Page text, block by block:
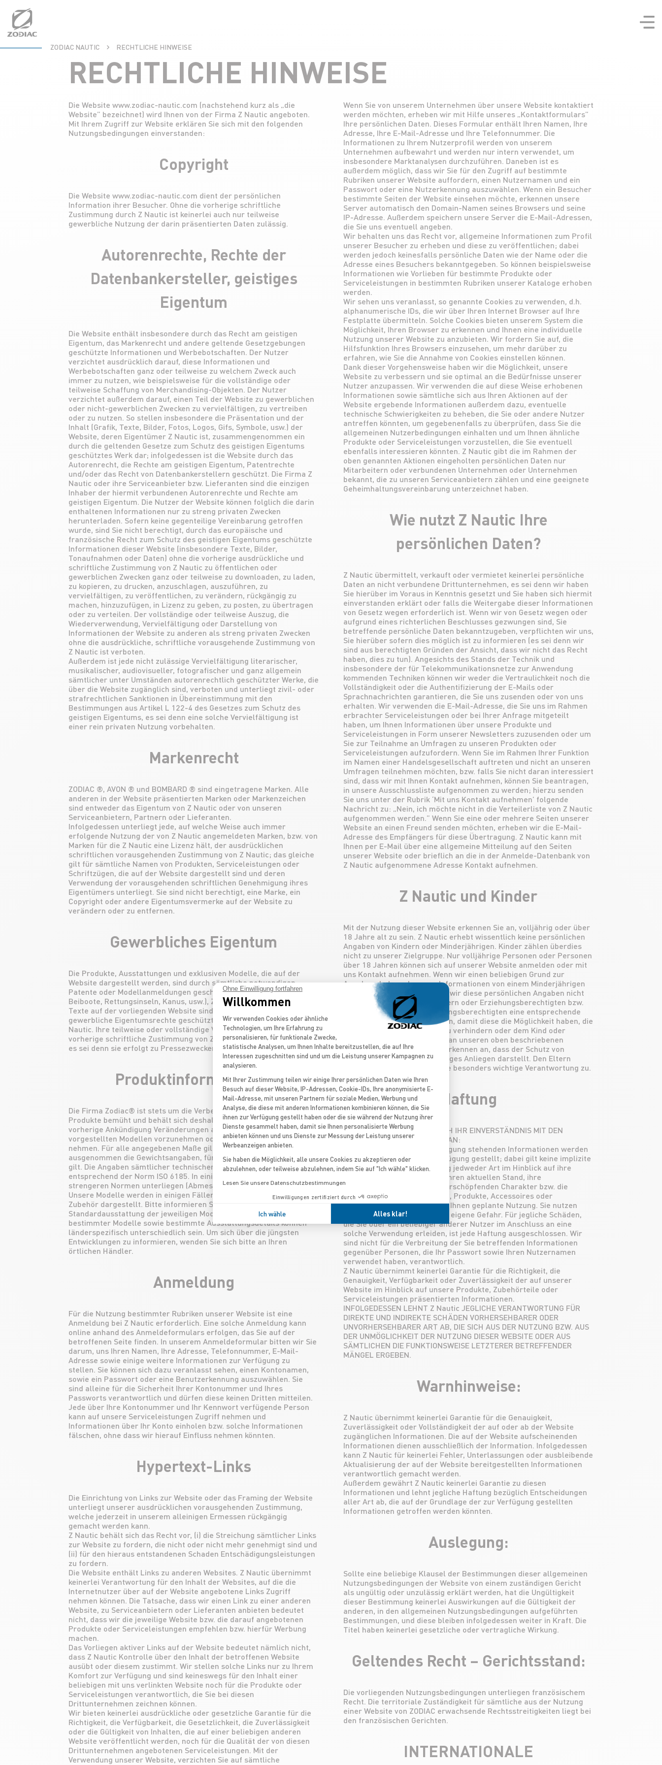
contenu
ZODIAC NAUTIC RECHTLICHE HINWEISE
RECHTLICHE HINWEISE
Die Website www.zodiac-nautic.com (nachstehend kurz als „die
Website” bezeichnet) wird Ihnen von der Firma Z Nautic angeboten.
Mit Ihrem Zugriff zur Website erklären Sie sich mit den folgenden
Nutzungsbedingungen einverstanden:
Copyright
Die Website www.zodiac-nautic.com dient der persönlichen
Information ihrer Besucher. Ohne die vorherige schriftliche
Zustimmung durch Z Nautic ist keinerlei auch nur teilweise
gewerbliche Nutzung der darin präsentierten Daten zulässig.
Autorenrechte, Rechte der
Datenbankersteller, geistiges
Eigentum
Die Website enthält insbesondere durch das Recht am geistigen
Eigentum, das Markenrecht und andere geltende Gesetzgebungen
geschützte Informationen und Werbebotschaften. Der Nutzer
verzichtet ausdrücklich darauf, diese Informationen und
Werbebotschaften ganz oder teilweise zu welchem Zweck auch
immer zu nutzen, wie beispielsweise für die vollständige oder
teilweise Schaffung von Merchandising-Objekten. Der Nutzer
verzichtet außerdem darauf, einen Teil der Website zu gewerblichen
oder nicht-gewerblichen Zwecken zu vervielfältigen, zu vertreiben
oder zu nutzen. So stellen insbesondere die Präsentation und der
Inhalt (Grafik, Texte, Bilder, Fotos, Logos, Gifs, Symbole, usw.) der
Website, deren Eigentümer Z Nautic ist, zusammengenommen ein
durch die geltenden Gesetze zum Schutz des geistigen Eigentums
geschütztes Werk dar; infolgedessen ist die Website durch das
Autorenrecht, die Rechte am geistigen Eigentum, Patentrechte
und/oder das Recht von Datenbankerstellern geschützt. Die Firma Z
Nautic oder ihre Serviceanbieter bzw. Lieferanten sind die einzigen
Inhaber der hiermit verbundenen Autorenrechte und Rechte am
geistigen Eigentum. Die Nutzer der Website können folglich die darin
enthaltenen Informationen nur zu streng privaten Zwecken
herunterladen. Sofern keine gegenteilige Vereinbarung getroffen
wurde, sind Sie nicht berechtigt, durch das europäische und
französische Recht zum Schutz des geistigen Eigentums geschützte
Informationen dieser Website (insbesondere Texte, Bilder,
Tonaufnahmen oder Daten) ohne die vorherige ausdrückliche und
schriftliche Zustimmung von Z Nautic zu öffentlichen oder
gewerblichen Zwecken ganz oder teilweise zu downloaden, zu laden,
zu kopieren, zu drucken, anzuschlagen, auszuführen, zu
vervielfältigen, zu veröffentlichen, zu verändern, rückgängig zu
machen, hinzuzufügen, in Lizenz zu geben, zu posten, zu übertragen
oder zu verteilen. Der vollständige oder teilweise Auszug, die
Wiederverwendung, Vervielfältigung oder Darstellung von
Informationen der Website zu anderen als streng privaten Zwecken
ohne die ausdrückliche, schriftliche vorausgehende Zustimmung von
Z Nautic ist verboten.
Außerdem ist jede nicht zulässige Vervielfältigung literarischer,
musikalischer, audiovisueller, fotografischer und ganz allgemein
sämtlicher unter Umständen autorenrechtlich geschützter Werke, die
über die Website zugänglich sind, verboten und unterliegt zivil- oder
strafrechtlichen Sanktionen in Übereinstimmung mit den
Bestimmungen aus Artikel L 122-4 des Gesetzes zum Schutz des
geistigen Eigentums, es sei denn eine solche Vervielfältigung ist
einer rein privaten Nutzung vorbehalten.
Markenrecht
ZODIAC ®, AVON ® und BOMBARD ® sind eingetragene Marken. Alle
anderen in der Website präsentierten Marken oder Markenzeichen
sind entweder das Eigentum von Z Nautic oder von unseren
Serviceanbietern, Partnern oder Lieferanten.
Infolgedessen unterliegt jede, auf welche Weise auch immer
erfolgende Nutzung der von Z Nautic angemeldeten Marken, bzw. von
Marken für die Z Nautic eine Lizenz hält, der ausdrücklichen
schriftlichen vorausgehenden Zustimmung von Z Nautic; das gleiche
gilt für sämtliche Namen von Produkten, Serviceleistungen oder
Schriftzügen, die auf der Website dargestellt sind und deren
Verwendung der vorausgehenden schriftlichen Genehmigung ihres
Eigentümers unterliegt. Sie sind nicht berechtigt, eine Marke, ein
Copyright oder andere Eigentumsvermerke auf der Website zu
verändern oder zu entfernen.
Gewerbliches Eigentum
Die Produkte, Ausstattungen und exklusiven Modelle, die auf der
Website dargestellt werden, sind durch sämtliche notwendigen
Patente oder Modellanmeldungen geschützt. Die Modelle (Boote,
Beiboote, Rettungsinseln, Kanus, usw.), Zeichnungen, Fotografien und
Texte auf der vorliegenden Website sind durch geistige und/oder
gewerbliche Eigentumsrechte geschützt und sind das Eigentum von Z
Nautic. Ihre teilweise oder vollständige Vervielfältigung, ohne die
vorherige schriftliche Zustimmung von Z Nautic ist streng verboten,
es sei denn sie erfolgt zu Pressezwecken.
Produktinformationen
Die Firma Zodiac® ist stets um die Verbesserung der Qualität ihrer
Produkte bemüht und behält sich deshalb das Recht vor, ohne
vorherige Ankündigung Veränderungen an den auf dieser Website
vorgestellten Modellen vorzunehmen oder diese aus dem Angebot zu
nehmen. Für alle angegebenen Maße gilt eine Toleranz von + / – 3%,
ausgenommen die Gewichtsangaben, für die eine Toleranz +/- 5%
gilt. Die Angaben sämtlicher technischer Kenndaten erfolgen
entsprechend der Norm ISO 6185. In einigen Ländern können sie
strengeren Normen unterliegen (Abmessungen, Ladekapazität).
Unsere Modelle werden in einigen Fällen mit optional erhältlichem
Zubehör dargestellt. Bitte informieren Sie sich über die
Standardausstattung der jeweiligen Modelle. Die Verfügbarkeit
bestimmter Modelle sowie bestimmte Ausstattungsdetails können
länderspezifisch unterschiedlich sein. Um sich über die jüngsten
Entwicklungen zu informieren, wenden Sie sich bitte an Ihren
örtlichen Händler.
Anmeldung
Für die Nutzung bestimmter Rubriken unserer Website ist eine
Anmeldung bei Z Nautic erforderlich. Eine solche Anmeldung kann
online anhand des Anmeldeformulars erfolgen, das Sie auf der
betroffenen Seite finden. In unserem Anmeldeformular bitten wir Sie
darum, uns Ihren Namen, Ihre Adresse, Telefonnummer, E-Mail-
Adresse sowie einige weitere Informationen zur Verfügung zu
stellen. Sie können sich dazu veranlasst sehen, einen Kontonamen,
sowie ein Passwort oder eine Benutzerkennung auszuwählen. Sie
sind alleine für die Sicherheit Ihrer Kontonummer und Ihres
Passworts verantwortlich und dürfen diese keinen Dritten mitteilen.
Jede über Ihre Kontonummer und Ihr Kennwort verfügende Person
kann auf unsere Serviceleistungen Zugriff nehmen und
Informationen über Ihr Konto einholen bzw. solche Informationen
fälschen, ohne dass wir hierauf Einfluss nehmen könnten.
Hypertext-Links
Die Einrichtung von Links zur Website oder das Framing der Website
unterliegt unserer ausdrücklichen vorausgehenden Zustimmung,
welche jederzeit in unserem alleinigen Ermessen rückgängig
gemacht werden kann.
Z Nautic behält sich das Recht vor, (i) die Streichung sämtlicher Links
zur Website zu fordern, die nicht oder nicht mehr genehmigt sind und
(ii) für den hieraus entstandenen Schaden Entschädigungsleistungen
zu fordern.
Die Website enthält Links zu anderen Websites. Z Nautic übernimmt
keinerlei Verantwortung für den Inhalt der Websites, auf die die
Internetnutzer über auf der Website angebotene Links Zugriff
nehmen können. Die Tatsache, dass wir einen Link zu einer anderen
Website, zu Serviceanbietern oder Lieferanten anbieten bedeutet
nicht, dass wir die jeweilige Website bzw. die darauf angebotenen
Produkte oder Serviceleistungen empfehlen bzw. hierfür Werbung
machen.
Das Vorliegen aktiver Links auf der Website bedeutet nämlich nicht,
dass Z Nautic Kontrolle über den Inhalt der betroffenen Website
ausübt oder diesem zustimmt. Wir stellen solche Links nur zu Ihrem
Komfort zur Verfügung und sind keineswegs für den Inhalt einer
beliebigen mit uns verlinkten Website noch für die Produkte oder
Serviceleistungen verantwortlich, die Sie bei diesen
Drittunternehmen zeichnen können.
Wir bieten keinerlei ausdrückliche oder gesetzliche Garantie für die
Richtigkeit, die Verfügbarkeit, die Gesetzlichkeit, die Zuverlässigkeit
oder die Gültigkeit von Inhalten, die auf einer beliebigen anderen
Website veröffentlicht werden, noch für die Qualität der von diesen
Drittunternehmen angebotenen Serviceleistungen. Mit der
Verwendung unserer Website, verzichten Sie auf sämtliche
Wenn Sie von unserem Unternehmen über unsere Website kontaktiert
werden möchten, erheben wir mit Hilfe unseres „Kontaktformulars”
Ihre persönlichen Daten. Dieses Formular enthält Ihren Namen, Ihre
Adresse, Ihre E-Mail-Adresse und Ihre Telefonnummer. Die
Informationen zu Ihrem Nutzerprofil werden von unserem
Unternehmen aufbewahrt und werden nur intern verwendet, um
insbesondere Marktanalysen durchzuführen. Daneben ist es
außerdem möglich, dass wir Sie für den Zugriff auf bestimmte
Rubriken unserer Website auffordern, einen Nutzernamen und ein
Passwort oder eine Nutzerkennung auszuwählen. Wenn ein Besucher
bestimmte Seiten der Website einsehen möchte, erkennen unsere
Server automatisch den Domain-Namen seines Browsers und seine
IP-Adresse. Außerdem speichern unsere Server die E-Mail-Adressen,
die Sie uns eventuell angeben.
Wir behalten uns das Recht vor, allgemeine Informationen zum Profil
unserer Besucher zu erheben und diese zu veröffentlichen; dabei
werden jedoch keinesfalls persönliche Daten wie der Name oder die
Adresse eines Besuchers bekanntgegeben. So können beispielsweise
Informationen wie Vorlieben für bestimmte Produkte oder
Serviceleistungen in bestimmten Rubriken unserer Kataloge erhoben
werden.
Wir sehen uns veranlasst, so genannte Cookies zu verwenden, d.h.
alphanumerische IDs, die wir über Ihren Internet Browser auf Ihre
Festplatte übermitteln. Solche Cookies bieten unserem System die
Möglichkeit, Ihren Browser zu erkennen und Ihnen eine individuelle
Nutzung unserer Website zu anzubieten. Wir fordern Sie auf, die
Hilfsfunktion Ihres Browsers einzusehen, um mehr darüber zu
erfahren, wie Sie die Annahme von Cookies einstellen können.
Dank dieser Vorgehensweise haben wir die Möglichkeit, unsere
Website zu verbessern und sie optimal an die Bedürfnisse unserer
Nutzer anzupassen. Wir verwenden die auf diese Weise erhobenen
Informationen sowie sämtliche sich aus Ihren Aktionen auf der
Website ergebende Informationen außerdem dazu, eventuelle
technische Schwierigkeiten zu beheben, die Sie oder andere Nutzer
antreffen könnten, um gegebenenfalls zu überprüfen, dass Sie die
allgemeinen Nutzerbedingungen einhalten und um Ihnen ähnliche
Produkte oder Serviceleistungen vorzustellen, die Sie eventuell
ebenfalls interessieren könnten. Z Nautic gibt die im Rahmen der
oben genannten Aktionen eingeholten persönlichen Daten nur
Mitarbeitern oder verbundenen Unternehmen oder Unternehmen
bekannt, die zu unseren Serviceanbietern zählen und eine geeignete
Geheimhaltungsvereinbarung unterzeichnet haben.
Wie nutzt Z Nautic Ihre
persönlichen Daten?
Z Nautic übermittelt, verkauft oder vermietet keinerlei persönliche
Daten an nicht verbundene Drittunternehmen, es sei denn wir haben
Sie hierüber im Voraus in Kenntnis gesetzt und Sie haben sich hiermit
einverstanden erklärt oder falls die Weitergabe dieser Informationen
von Gesetz wegen erforderlich ist. Wenn wir von Gesetz wegen oder
aufgrund eines richterlichen Beschlusses gezwungen sind, Sie
betreffende persönliche Daten bekanntzugeben, verpflichten wir uns,
Sie hierüber sofern dies möglich ist zu informieren (es sei denn wir
sind aus berechtigten Gründen der Ansicht, dass wir nicht das Recht
haben, dies zu tun). Angesichts des Stands der Technik und
insbesondere der für Telekommunikationsnetze zur Anwendung
kommenden Techniken können wir weder die Vertraulichkeit noch die
Vollständigkeit oder die Authentifizierung der E-Mails oder
Sprachnachrichten garantieren, die Sie uns zusenden oder von uns
erhalten. Wir verwenden die E-Mail-Adresse, die Sie uns im Rahmen
erbrachter Serviceleistungen oder bei Ihrer Anfrage mitgeteilt
haben, um Ihnen Informationen über unsere Produkte und
Serviceleistungen in Form unserer Newsletters zuzusenden oder um
Sie zur Teilnahme an Umfragen zu unseren Produkten oder
Serviceleistungen aufzufordern. Wenn Sie im Rahmen Ihrer Funktion
im Namen einer Handelsgesellschaft auftreten und nicht an unseren
Umfragen teilnehmen möchten, bzw. falls Sie nicht daran interessiert
sind, dass wir mit Ihnen Kontakt aufnehmen, können Sie beantragen,
in unsere Ausschlussliste aufgenommen zu werden; hierzu senden
Sie uns unter der Rubrik ‘Mit uns Kontakt aufnehmen’ folgende
Nachricht zu: „Nein, ich möchte nicht in die Verteilerliste von Z Nautic
aufgenommen werden.” Wenn Sie eine oder mehrere Seiten unserer
Website an einen Freund senden möchten, erheben wir die E-Mail-
Adresse des Empfängers für diese Übertragung. Z Nautic kann mit
Ihnen per E-Mail über eine allgemeine Mitteilung auf den Seiten
unserer Website oder brieflich an die in der Anmelde-Datenbank von
Z Nautic aufgenommene Adresse Kontakt aufnehmen.
Z Nautic und Kinder
Mit der Nutzung dieser Website erkennen Sie an, volljährig oder über
18 Jahre alt zu sein. Z Nautic erhebt wissentlich keine persönlichen
Angaben von Kindern oder Minderjährigen. Kinder zählen überdies
nicht zu unserer Zielgruppe. Nur volljährige Personen oder Personen
über 18 Jahren können sich auf unserer Website anmelden oder mit
uns Kontakt aufnehmen. Wenn wir einen beliebigen Grund zur
Annahme haben, dass uns Informationen von einem Minderjährigen
übermittelt werden, erheben wir diese persönlichen Angaben nicht
ohne die Zustimmung der Eltern oder Erziehungsberechtigten bzw.
ohne den Eltern oder Erziehungsberechtigten eine entsprechende
Mitteilung zugesandt zu haben, damit diese die Möglichkeit haben, die
Nutzung der Informationen zu verhindern oder dem Kind oder
Minderjährigen zu verbieten, an unseren oben beschriebenen
Aktionen teilzunehmen. Wir erkennen an, dass der Schutz von
Kindern im Internet ein wichtiges Anliegen darstellt. Den Eltern
kommt in diesem Bereich eine besonders wichtige Verantwortung zu.
Haftung
SIE ERKENNEN AUSDRÜCKLICH IHR EINVERSTÄNDNIS MIT DEN
FOLGENDEN BESTIMMUNGEN AN:
Die auf der Website zur Verfügung stehenden Informationen werden
Ihnen „IN ROHFORM” zur Verfügung gestellt; dabei gilt keine implizite
oder explizite Gewährleistung jedweder Art im Hinblick auf ihre
Vollständigkeit, Genauigkeit, ihren aktuellen Stand, ihre
Unverfälschtheit oder ihren erschöpfenden Charakter bzw. die
Eignung dieser Informationen, Produkte, Accessoires oder
Serviceleistungen für die von Ihnen geplante Nutzung. Sie nutzen
unsere Serviceleistungen auf eigene Gefahr. Für jegliche Schäden,
die Sie oder ein beliebiger anderer Nutzer im Anschluss an eine
solche Verwendung erleiden, ist jede Haftung ausgeschlossen. Wir
sind nicht für die Verbreitung der Sie betreffenden Informationen
gegenüber Personen, die Ihr Passwort sowie Ihren Nutzernamen
verwendet haben, verantwortlich.
Z Nautic übernimmt keinerlei Garantie für die Richtigkeit, die
Genauigkeit, Verfügbarkeit oder Zuverlässigkeit der auf unserer
Website im Hinblick auf unsere Produkte, Zubehörteile oder
Serviceleistungen präsentierten Informationen.
INFOLGEDESSEN LEHNT Z Nautic JEGLICHE VERANTWORTUNG FÜR
DIREKTE UND INDIREKTE SCHÄDEN VORHERSEHBARER ODER
UNVORHERSEHBARER ART AB, DIE SICH AUS DER NUTZUNG BZW. AUS
DER UNMÖGLICHKEIT DER NUTZUNG DIESER WEBSITE ODER AUS
SÄMTLICHEN DIE FUNKTIONSWEISE LETZTERER BETREFFENDER
MÄNGEL ERGEBEN.
Warnhinweise:
Z Nautic übernimmt keinerlei Garantie für die Genauigkeit,
Zuverlässigkeit oder Vollständigkeit der auf oder ab der Website
zugänglichen Informationen. Die auf der Website aufscheinenden
Informationen dienen ausschließlich der Information. Infolgedessen
kann Z Nautic für keinerlei Fehler, Unterlassungen oder ausbleibende
Aktualisierung der auf der Website bereitgestellten Informationen
verantwortlich gemacht werden.
Außerdem gewährt Z Nautic keinerlei Garantie zu diesen
Informationen und lehnt jegliche Haftung bezüglich Entscheidungen
aller Art ab, die auf der Grundlage der zur Verfügung gestellten
Informationen getroffen werden könnten.
Auslegung:
Sollte eine beliebige Klausel der Bestimmungen dieser allgemeinen
Nutzungsbedingungen der Website von einem zuständigen Gericht
als ungültig oder unzulässig erklärt werden, hat die Ungültigkeit
dieser Bestimmung keinerlei Auswirkungen auf die Gültigkeit der
anderen, in den allgemeinen Nutzungsbedingungen aufgeführten
Bestimmungen, und diese bleiben infolgedessen weiter in Kraft. Die
Titel haben keinerlei gesetzliche oder vertragliche Wirkung.
Geltendes Recht – Gerichtsstand:
Die vorliegenden Nutzungsbedingungen unterliegen französischem
Recht. Die territoriale Zuständigkeit für sämtliche aus der Nutzung
einer Website von ZODIAC erwachsende Rechtsstreitigkeiten liegt bei
den französischen Gerichten.
INTERNATIONALE
Ohne Einwilligung fortfahren
Willkommen
Einwilligungsmanagementplattform: Passen Sie Ihre Optionen an
Wir verwenden Cookies oder ähnliche
Technologien, um Ihre Erfahrung zu
personalisieren, für funktionale Zwecke,
statistische Analysen, um Ihnen Inhalte bereitzustellen, die auf Ihre
Interessen zugeschnitten sind und um die Leistung unserer Kampagnen zu
analysieren.
Mit Ihrer Zustimmung teilen wir einige Ihrer persönlichen Daten wie Ihren
Besuch auf dieser Website, IP-Adressen, Cookie-IDs, Ihre anonymisierte E-
Mail-Adresse, mit unseren Partnern für soziale Medien, Werbung und
Analyse, die diese mit anderen Informationen kombinieren können, die Sie
ihnen zur Verfügung gestellt haben oder die sie während der Nutzung ihrer
Dienste gesammelt haben, damit sie Ihnen personalisierte Werbung
anbieten können und uns Dienste zur Messung der Leistung unserer
Werbeanzeigen anbieten.
Sie haben die Möglichkeit, alle unsere Cookies zu akzeptieren oder
abzulehnen, oder teilweise abzulehnen, indem Sie auf "Ich wähle" klicken.
Lesen Sie unsere Datenschutzbestimmungen
Einwilligungen zertifiziert durch
Ich wähle Alles klar!
Axeptio consent